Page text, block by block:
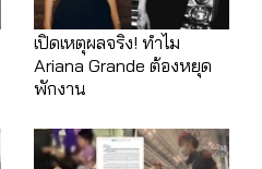
เปิดเหตุผลจริง! ทำไม
Ariana Grande ต้องหยุด
พักงาน